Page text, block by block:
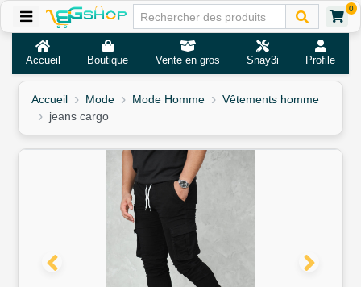
0
Accueil Boutique Vente en gros Snay3i Profile
Accueil Mode Mode Homme
Vêtements homme
jeans cargo